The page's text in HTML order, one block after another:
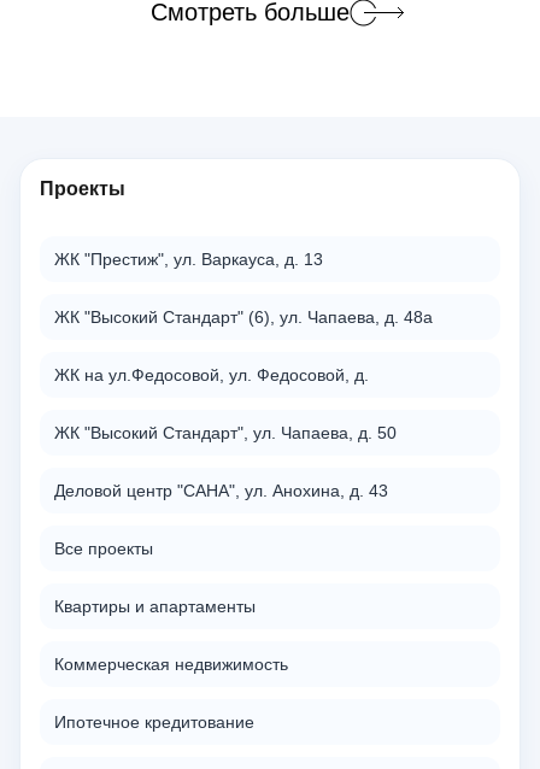
Смотреть больше
Проекты
ЖК "Престиж", ул. Варкауса, д. 13
ЖК "Высокий Стандарт" (6), ул. Чапаева, д. 48а
ЖК на ул.Федосовой, ул. Федосовой, д.
ЖК "Высокий Стандарт", ул. Чапаева, д. 50
Деловой центр "САНА", ул. Анохина, д. 43
Все проекты
Квартиры и апартаменты
Коммерческая недвижимость
Ипотечное кредитование